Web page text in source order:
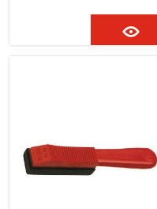
Produktsicherheitsveror
dnung ((EU) 2023/998):
MACOLAEPP abrasive